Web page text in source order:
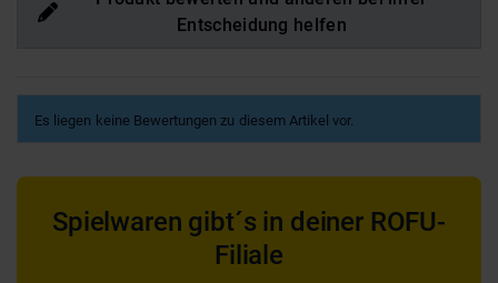
Entscheidung helfen
Es liegen keine Bewertungen zu diesem Artikel vor.
Spielwaren gibt´s in deiner ROFU-
Filiale